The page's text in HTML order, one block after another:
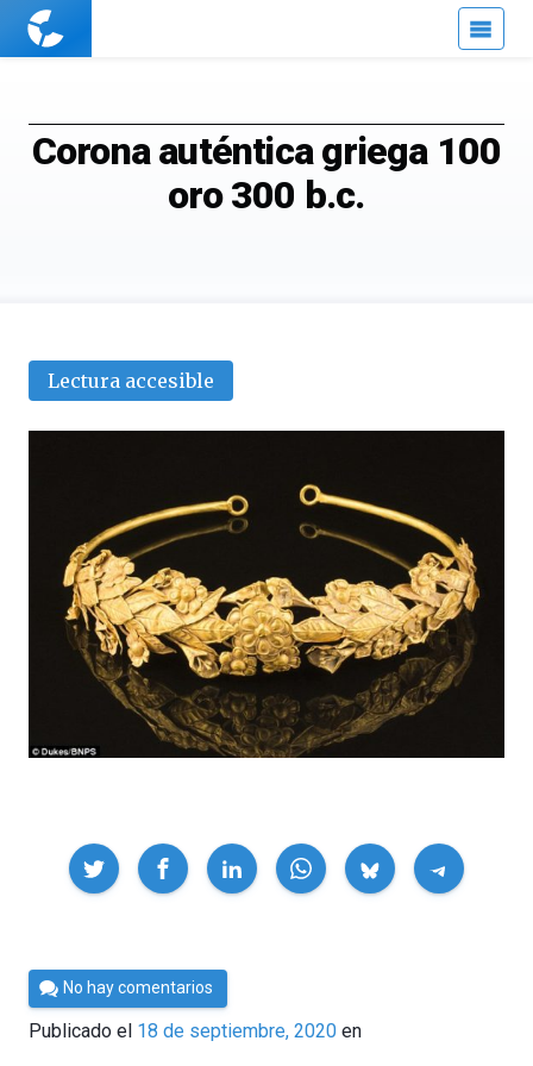
Cuaderno
Corona auténtica griega 100
oro 300 b.c.
Lectura accesible
Compartir
Por
César
Tomé
No hay comentarios
Publicado el 18 de septiembre, 2020 en